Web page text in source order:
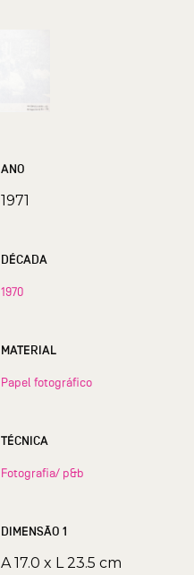
ANO
1971
DÉCADA
1970
MATERIAL
Papel fotográfico
TÉCNICA
Fotografia/ p&b
DIMENSÃO 1
A 17.0 x L 23.5 cm